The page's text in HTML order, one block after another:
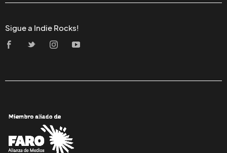
Sigue a Indie Rocks!